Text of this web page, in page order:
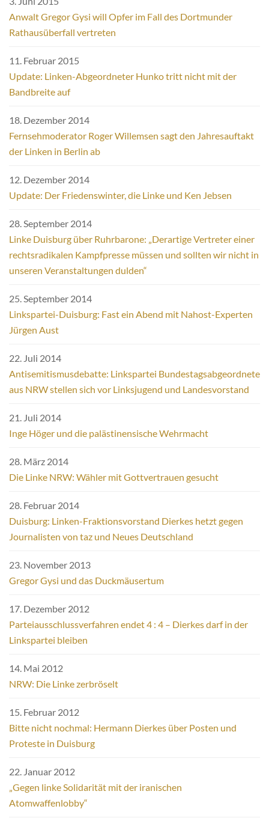
Anwalt Gregor Gysi will Opfer im Fall des Dortmunder
Rathausüberfall vertreten
11. Februar 2015
Update: Linken-Abgeordneter Hunko tritt nicht mit der
Bandbreite auf
18. Dezember 2014
Fernsehmoderator Roger Willemsen sagt den Jahresauftakt
der Linken in Berlin ab
12. Dezember 2014
Update: Der Friedenswinter, die Linke und Ken Jebsen
28. September 2014
Linke Duisburg über Ruhrbarone: „Derartige Vertreter einer
rechtsradikalen Kampfpresse müssen und sollten wir nicht in
unseren Veranstaltungen dulden“
25. September 2014
Linkspartei-Duisburg: Fast ein Abend mit Nahost-Experten
Jürgen Aust
22. Juli 2014
Antisemitismusdebatte: Linkspartei Bundestagsabgeordnete
aus NRW stellen sich vor Linksjugend und Landesvorstand
21. Juli 2014
Inge Höger und die palästinensische Wehrmacht
28. März 2014
Die Linke NRW: Wähler mit Gottvertrauen gesucht
28. Februar 2014
Duisburg: Linken-Fraktionsvorstand Dierkes hetzt gegen
Journalisten von taz und Neues Deutschland
23. November 2013
Gregor Gysi und das Duckmäusertum
17. Dezember 2012
Parteiausschlussverfahren endet 4 : 4 – Dierkes darf in der
Linkspartei bleiben
14. Mai 2012
NRW: Die Linke zerbröselt
15. Februar 2012
Bitte nicht nochmal: Hermann Dierkes über Posten und
Proteste in Duisburg
22. Januar 2012
„Gegen linke Solidarität mit der iranischen
Atomwaffenlobby“